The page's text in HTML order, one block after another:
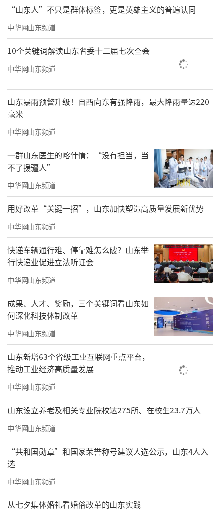
“山东人”不只是群体标签，更是英雄主义的普遍认同
中华网山东频道
10个关键词解读山东省委十二届七次全会
中华网山东频道
山东暴雨预警升级！自西向东有强降雨，最大降雨量达220
毫米
中华网山东频道
一群山东医生的喀什情：“没有担当，当
不了援疆人”
中华网山东频道
用好改革“关键一招”，山东加快塑造高质量发展新优势
中华网山东频道
快递车辆通行难、停靠难怎么破？山东举
行快递业促进立法听证会
中华网山东频道
成果、人才、奖励，三个关键词看山东如
何深化科技体制改革
中华网山东频道
山东新增63个省级工业互联网重点平台，
推动工业经济高质量发展
中华网山东频道
山东设立养老及相关专业院校达275所、在校生23.7万人
中华网山东频道
“共和国勋章”和国家荣誉称号建议人选公示，山东4人入
选
中华网山东频道
从七夕集体婚礼看婚俗改革的山东实践